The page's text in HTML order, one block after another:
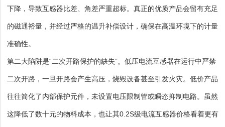
下降，导致互感器比差、角差严重超标。真正的优质产品会留有充足
的磁通裕量，并经过严格的温升补偿设计，确保在高温环境下的计量
准确性。
第二大陷阱是“二次开路保护的缺失”。低压电流互感器在运行中严禁
二次开路，一旦开路会产生高压，烧毁设备甚至引发火灾。低价产品
往往简化了内部保护元件，未设置电压限制管或瞬态抑制电路。虽然
这降低了数十元的物料成本，也让其0.2S级电流互感器价格看着更有